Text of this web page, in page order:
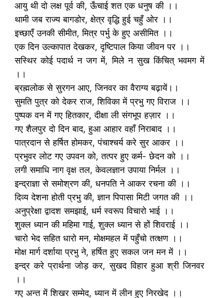
आयु थी दो लक्ष पूर्व की, ऊँचाई शत एक धनुष की ।।
थामी जब राज्य बागडोर, क्षेत्र वृद्धि हुई चहुँ ओर ।।
इच्छाएँ उनकी सीमीत, मित्र पर्भु के हुए असीमित ।।
एक दिन उल्कापात देखकर, दृष्टिपाल किया जीवन पर ।।
सस्थिर कोई पदार्थ न जग में, मिले न सुख किंचित् भवमग में
।।
ब्रह्मलोक से सुरगन आए, जिनवर का वैराग्य बढ़ायें।।
सुमति पुत्र को देकर राज, शिविका में प्रभु गए विराज ।।
पुष्पक वन में गए हितकार, दीक्षा ली संगभूप हज़ार ।।
गए शैलपुर दो दिन बाद, हुआ आहार वहाँ निराबाद ।।
पात्रदान से हर्षित होमकर, पंचाश्चर्य करे सुर आकर ।।
प्रभुवर लोट गए उपवन को, तत्पर हुए कर्म- छेदन को ।।
लगी समाधि नाग वृक्ष तल, केवलज्ञान उपाया निर्मल ।।
इन्द्राज्ञा से समोश्रण की, धनपति ने आकर रचना की ।।
दिव्य देशना होती प्रभु की, ज्ञान पिपासा मिटी जगत की ।।
अनुप्रेक्षा द्वादश समझाई, धर्म स्वरूप विचारो भाई ।।
शुक्ल ध्यान की महिमा गाई, शुक्ल ध्यान से हों शिवराई ।।
चारो भेद सहित धारो मन, मोक्षमहल में पहुँचो तत्क्षण ।।
मोक्ष मार्ग दर्शाया प्रभु ने, हर्षित हुए सकल जन मन में ।।
इन्द्र करे प्रार्थना जोड़ कर, सुखद विहार हुआ श्री जिनवर
।।
गए अन्त में शिखर सम्मेद, ध्यान में लीन हुए निरखेद ।।